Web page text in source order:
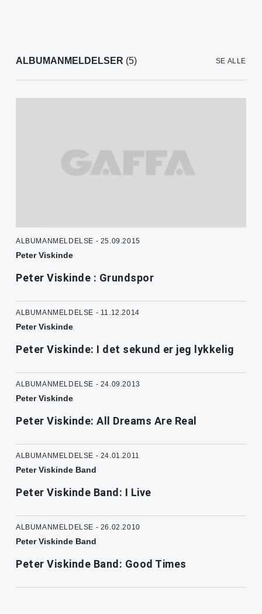
ALBUMANMELDELSER (5) SE ALLE
ALBUMANMELDELSE - 25.09.2015
Peter Viskinde
Peter Viskinde : Grundspor
ALBUMANMELDELSE - 11.12.2014
Peter Viskinde
Peter Viskinde: I det sekund er jeg lykkelig
ALBUMANMELDELSE - 24.09.2013
Peter Viskinde
Peter Viskinde: All Dreams Are Real
ALBUMANMELDELSE - 24.01.2011
Peter Viskinde Band
Peter Viskinde Band: I Live
ALBUMANMELDELSE - 26.02.2010
Peter Viskinde Band
Peter Viskinde Band: Good Times